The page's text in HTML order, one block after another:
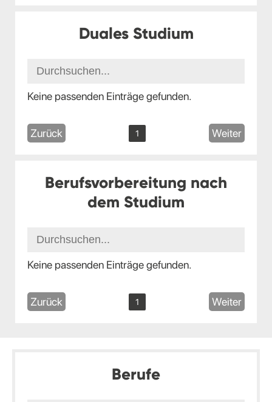
Duales Studium
Keine passenden Einträge gefunden.
Zurück 1 Weiter
Berufsvorbereitung nach
dem Studium
Keine passenden Einträge gefunden.
Zurück 1 Weiter
Berufe